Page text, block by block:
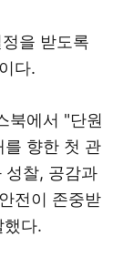
을 받도록
다.
북에서 "단원
를 향한 첫 관
성찰, 공감과
전이 존중받
다.